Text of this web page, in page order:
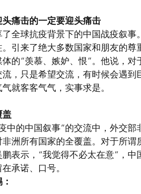
痛击的一定要迎头痛击
球抗疫背景下的中国战疫叙事
引来了绝大多数国家和朋友的尊
的“羡慕、嫉妒、恨”。他说，对
，只是希望交流，有时候会遇到
就客客气气，实事求是。
盖
的中国叙事”的交流中，外交部
洲所有国家的全覆盖。对于所谓
表示，“我觉得不必太在意”，中
承诺、口号。